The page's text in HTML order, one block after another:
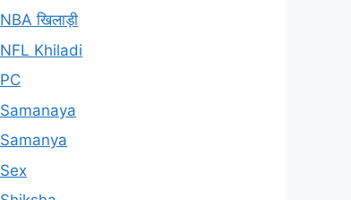
NBA खिलाड़ी
NFL Khiladi
PC
Samanaya
Samanya
Sex